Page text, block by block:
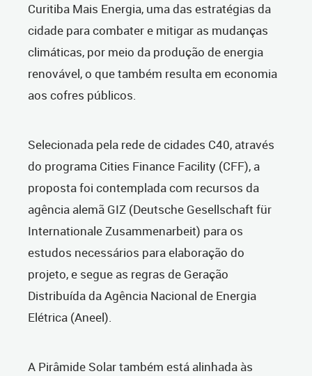
Curitiba Mais Energia, uma das estratégias da
cidade para combater e mitigar as mudanças
climáticas, por meio da produção de energia
renovável, o que também resulta em economia
aos cofres públicos.
Selecionada pela rede de cidades C40, através
do programa Cities Finance Facility (CFF), a
proposta foi contemplada com recursos da
agência alemã GIZ (Deutsche Gesellschaft für
Internationale Zusammenarbeit) para os
estudos necessários para elaboração do
projeto, e segue as regras de Geração
Distribuída da Agência Nacional de Energia
Elétrica (Aneel).
A Pirâmide Solar também está alinhada às